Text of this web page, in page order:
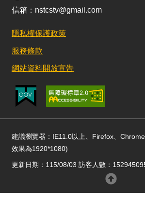
信箱：nstcstv@gmail.com
隱私權保護政策
服務條款
網站資料開放宣告
建議瀏覽器：IE11.0以上、Firefox、
效果為1920*1080)
更新日期：115/08/03 訪客人數：
回頂部